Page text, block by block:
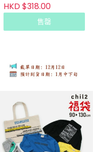
HKD $318.00
售罄